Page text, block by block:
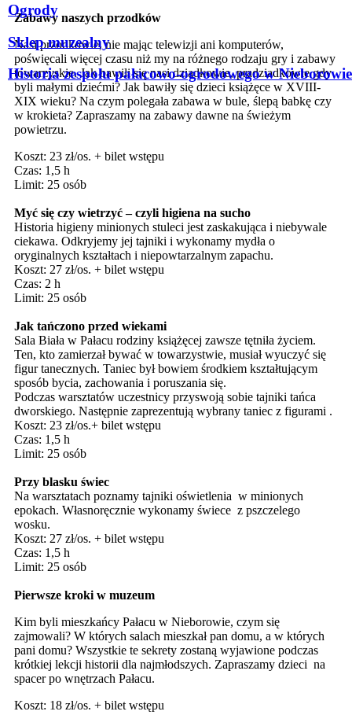
Ogrody
Sklep muzealny
Historia zespołu pałacowo-ogrodowego w Nieborowie
Zabawy naszych przodków
Nasi przodkowie, nie mając telewizji ani komputerów,
poświęcali więcej czasu niż my na różnego rodzaju gry i zabawy
towarzyskie. Jak bawili się nasi dziadkowie, pradziadkowie gdy
byli małymi dziećmi? Jak bawiły się dzieci książęce w XVIII-
XIX wieku? Na czym polegała zabawa w bule, ślepą babkę czy
w krokieta? Zapraszamy na zabawy dawne na świeżym
powietrzu.
Koszt: 23 zł/os. + bilet wstępu
Czas: 1,5 h
Limit: 25 osób
Myć się czy wietrzyć – czyli higiena na sucho
Historia higieny minionych stuleci jest zaskakująca i niebywale
ciekawa. Odkryjemy jej tajniki i wykonamy mydła o
oryginalnych kształtach i niepowtarzalnym zapachu.
Koszt: 27 zł/os. + bilet wstępu
Czas: 2 h
Limit: 25 osób
Jak tańczono przed wiekami
Sala Biała w Pałacu rodziny książęcej zawsze tętniła życiem.
Ten, kto zamierzał bywać w towarzystwie, musiał wyuczyć się
figur tanecznych. Taniec był bowiem środkiem kształtującym
sposób bycia, zachowania i poruszania się.
Podczas warsztatów uczestnicy przyswoją sobie tajniki tańca
dworskiego. Następnie zaprezentują wybrany taniec z figurami .
Koszt: 23 zł/os.+ bilet wstępu
Czas: 1,5 h
Limit: 25 osób
Przy blasku świec
Na warsztatach poznamy tajniki oświetlenia w minionych
epokach. Własnoręcznie wykonamy świece z pszczelego
wosku.
Koszt: 27 zł/os. + bilet wstępu
Czas: 1,5 h
Limit: 25 osób
Pierwsze kroki w muzeum
Kim byli mieszkańcy Pałacu w Nieborowie, czym się
zajmowali? W których salach mieszkał pan domu, a w których
pani domu? Wszystkie te sekrety zostaną wyjawione podczas
krótkiej lekcji historii dla najmłodszych. Zapraszamy dzieci na
spacer po wnętrzach Pałacu.
Koszt: 18 zł/os. + bilet wstępu